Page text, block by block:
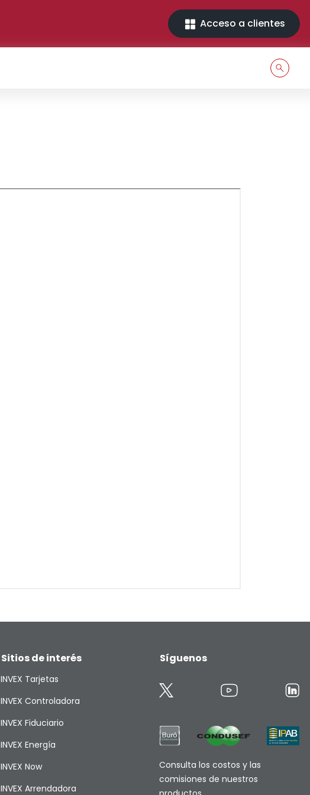
Acceso a clientes
Sitios de interés
INVEX Tarjetas
INVEX Controladora
INVEX Fiduciario
INVEX Energía
INVEX Now
INVEX Arrendadora
Síguenos
Consulta los costos y las
comisiones de nuestros